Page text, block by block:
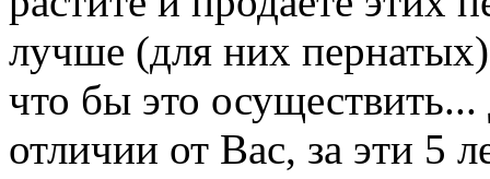
лучше (для них
что бы это
отличии от Вас, за эти 5